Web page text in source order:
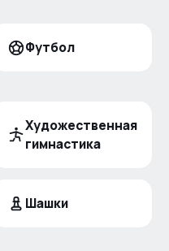
Футбол
Художественная
гимнастика
Шашки